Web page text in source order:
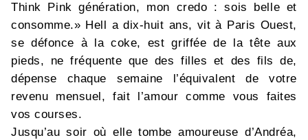
Think Pink génération, mon credo : sois belle et
consomme.» Hell a dix-huit ans, vit à Paris Ouest,
se défonce à la coke, est griffée de la tête aux
pieds, ne fréquente que des filles et des fils de,
dépense chaque semaine l’équivalent de votre
revenu mensuel, fait l’amour comme vous faites
vos courses.
Jusqu’au soir où elle tombe amoureuse d’Andréa,